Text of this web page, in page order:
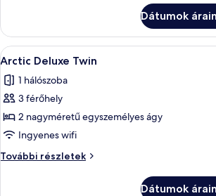
további
részletei
Dátumok
A
következő
szoba
összes
képének
megtekintése:
Arctic
Deluxe
Prémium
1
Arctic Deluxe Twin
1 hálószoba
3 férőhely
2 nagyméretű egyszemélyes ágy
Ingyenes wifi
További részletek
Arctic
Dátumok